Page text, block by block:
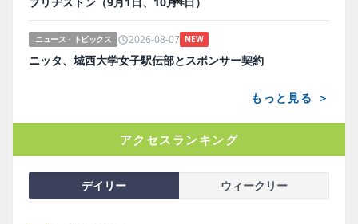
ニュース・トピックス 2026-08-07 NEW
ニッタ、城西大学女子駅伝部とスポンサー契約
もっと見る ＞
アクセスランキング
デイリー ウィークリー